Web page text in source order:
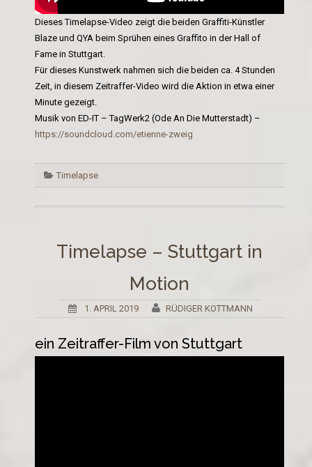
Dieses Timelapse-Video zeigt die beiden Graffiti-Künstler
Blaze und QYA beim Sprühen eines Graffito in der Hall of
Fame in Stuttgart.
Für dieses Kunstwerk nahmen sich die beiden ca. 4 Stunden
Zeit, in diesem Zeitraffer-Video wird die Aktion in etwa einer
Minute gezeigt.
Musik von ED-IT – TagWerk2 (Ode An Die Mutterstadt) –
https://soundcloud.com/etienne-zweig
Timelapse
Timelapse – Stuttgart in
Motion
1. APRIL 2019 RÜDIGER KOTTMANN
ein Zeitraffer-Film von Stuttgart